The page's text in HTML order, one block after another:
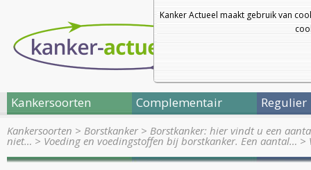
Kanker Actueel maakt gebruik van
Kankersoorten Complementair Regulier
Kankersoorten > Borstkanker> Borstkanker: hier vindt u een
niet… > Voeding en voedingstoffen bij borstkanker. Een aantal… >